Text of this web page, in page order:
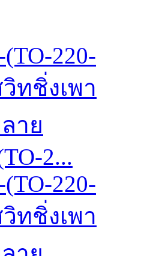
2...